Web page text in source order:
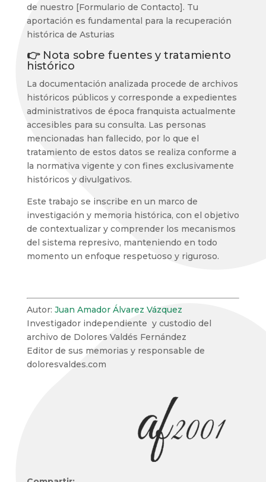
de nuestro [Formulario de Contacto]. Tu
aportación es fundamental para la recuperación
histórica de Asturias
👉 Nota sobre fuentes y tratamiento
histórico
La documentación analizada procede de archivos
históricos públicos y corresponde a expedientes
administrativos de época franquista actualmente
accesibles para su consulta. Las personas
mencionadas han fallecido, por lo que el
tratamiento de estos datos se realiza conforme a
la normativa vigente y con fines exclusivamente
históricos y divulgativos.
Este trabajo se inscribe en un marco de
investigación y memoria histórica, con el objetivo
de contextualizar y comprender los mecanismos
del sistema represivo, manteniendo en todo
momento un enfoque respetuoso y riguroso.
Autor: Juan Amador Álvarez Vázquez
Investigador independiente y custodio del
archivo de Dolores Valdés Fernández
Editor de sus memorias y responsable de
doloresvaldes.com